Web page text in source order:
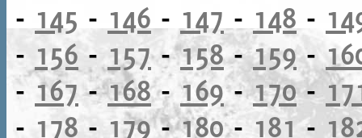
- 145 - 146 - 147 - 148 -
- 156 - 157-158-159-
- 167-168-169-170-
- 178 - 179-180- 181-